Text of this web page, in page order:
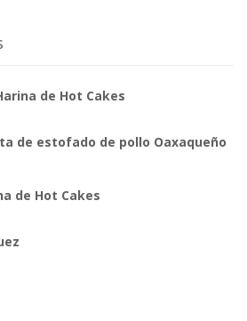
de Hot Cakes
de estofado de pollo Oaxaqueño
de Hot Cakes